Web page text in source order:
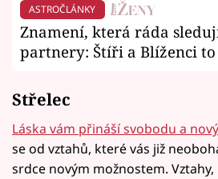
ASTROČLÁNKY
Znamení, která ráda
partnery: Štíři a Blíženci
Střelec
Láska vám přináší svobodu a
se od vztahů, které vás již
srdce novým možnostem.